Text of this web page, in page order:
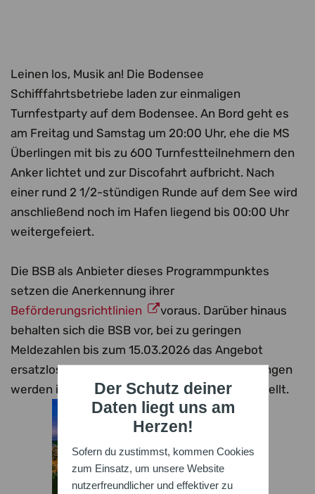
Der Schutz deiner
Daten liegt uns am
Herzen!
Sofern du zustimmst, kommen Cookies
zum Einsatz, um unsere Website
nutzerfreundlicher und effektiver zu
Leinen los, Musik an! Die Bodensee
Schifffahrtsbetriebe laden zur einmaligen
Turnfestparty auf dem Bodensee. An Bord geht es
am Freitag und Samstag um 20:00 Uhr, ehe die MS
Überlingen mit bis zu 600 Turnfestteilnehmern den
Anker lichtet und zur Discofahrt aufbricht. Nach
einer rund 2 1/2-stündigen Runde auf dem See wird
anschließend noch im Hafen liegend bis 00:00 Uhr
weitergefeiert.
Die BSB als Anbieter dieses Programmpunktes
setzen die Anerkennung ihrer
Beförderungsrichtlinien
voraus. Darüber hinaus
behalten sich die BSB vor, bei zu geringen
Meldezahlen bis zum 15.03.2026 das Angebot
ersatzlos zu streichen. Getätigte Ticketbuchungen
werden in diesem Falle nicht in Rechnung gestellt.